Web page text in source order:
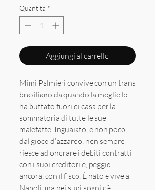
Quantità *
Aggiungi al carrello
Mimì Palmieri convive con un trans
brasiliano da quando la moglie lo
ha buttato fuori di casa per la
sommatoria di tutte le sue
malefatte. Inguaiato, e non poco,
dal gioco d’azzardo, non sempre
riesce ad onorare i debiti contratti
con i suoi creditori e, peggio
ancora, con il fisco. È nato e vive a
Napoli, ma nei suoi sogni c’è